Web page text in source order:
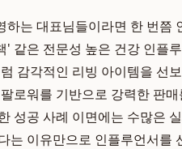
는 대표님들이라면 한 번쯤
같은 전문성 높은 건강 인플
감각적인 리빙 아이템을 선
로워를 기반으로 강력한 판
성공 사례 이면에는 수많은
는 이유만으로 인플루언서를